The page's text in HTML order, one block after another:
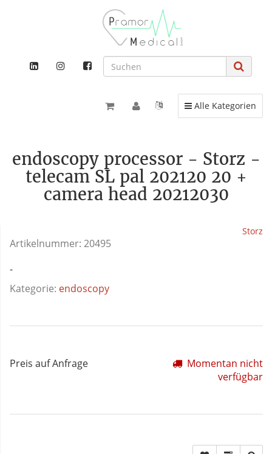
Toggle navigation
Alle Kategorien
endoscopy processor - Storz -
telecam SL pal 202120 20 +
camera head 20212030
Storz
Artikelnummer: 20495
-
Kategorie: endoscopy
Preis auf Anfrage
Momentan nicht
verfügbar